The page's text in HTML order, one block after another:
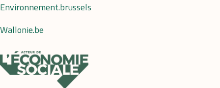
Environnement.brussels
Wallonie.be